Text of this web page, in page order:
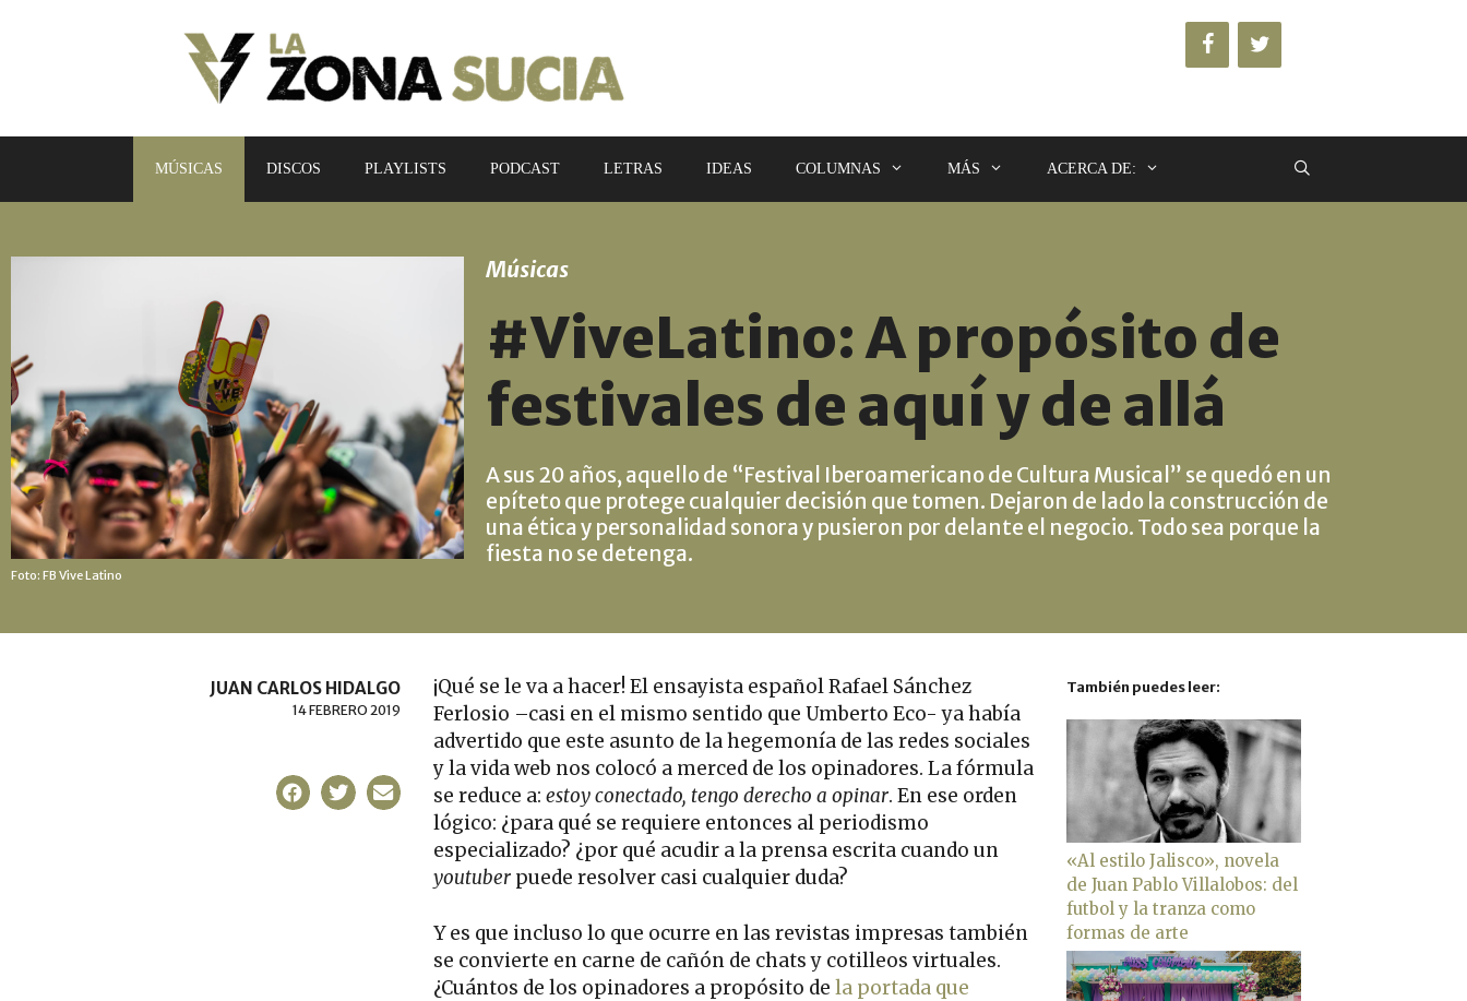
MÚSICAS DISCOS PLAYLISTS PODCAST LETRAS IDEAS COLUMNAS MÁS ACERCA DE:
Foto: FB Vive Latino
Músicas
#ViveLatino: A propósito de
festivales de aquí y de allá
A sus 20 años, aquello de “Festival Iberoamericano de Cultura Musical” se quedó en un
epíteto que protege cualquier decisión que tomen. Dejaron de lado la construcción de
una ética y personalidad sonora y pusieron por delante el negocio. Todo sea porque la
fiesta no se detenga.
¡Qué se le va a hacer! El ensayista español Rafael Sánchez
Ferlosio –casi en el mismo sentido que Umberto Eco- ya había
advertido que este asunto de la hegemonía de las redes sociales
y la vida web nos colocó a merced de los opinadores. La fórmula
se reduce a: estoy conectado, tengo derecho a opinar. En ese orden
lógico: ¿para qué se requiere entonces al periodismo
especializado? ¿por qué acudir a la prensa escrita cuando un
youtuber puede resolver casi cualquier duda?
Y es que incluso lo que ocurre en las revistas impresas también
se convierte en carne de cañón de chats y cotilleos virtuales.
¿Cuántos de los opinadores a propósito de la portada que
JUAN CARLOS HIDALGO
14 FEBRERO 2019
También puedes leer:
«Al estilo Jalisco», novela
de Juan Pablo Villalobos: del
futbol y la tranza como
formas de arte